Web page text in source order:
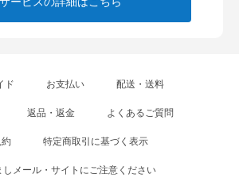
ド お支払い 配送・送料
返品・返金 よくあるご質問
特定商取引に基づく表示
しメール・サイトにご注意ください